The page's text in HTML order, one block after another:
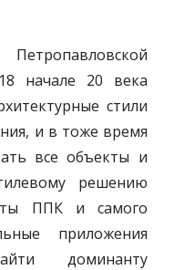
начале 20 века
стили
и в тоже время
все объекты и
решению
ППК и самого
приложения
доминанту